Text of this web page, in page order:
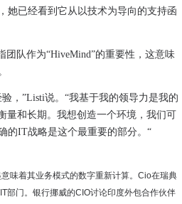
码
有点
罚款
陷
她已经看到它从以技术为导向的支持函
队作为“HiveMind”的重要性，这意味
，”Listi说。“我基于我的领导力是我的
量和长期。我想创造一个环境，我们可
的IT战略是这个最重要的部分。“
味着其业务模式的数字重新计算。Cio在瑞典
部门。银行挪威的CIO讨论印度外包合作伙伴